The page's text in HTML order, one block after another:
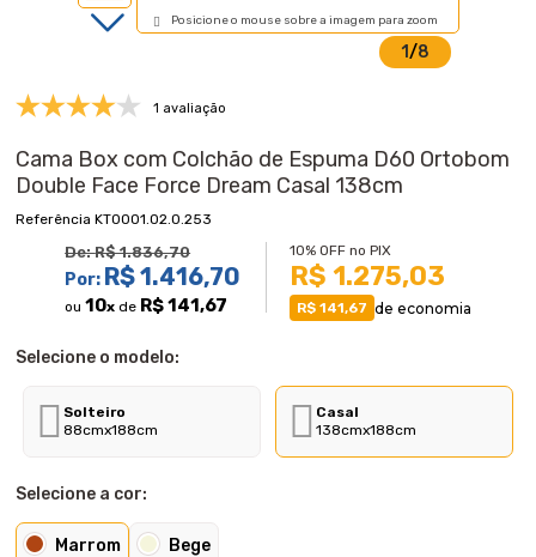
1/8
Posicione o mouse sobre a imagem para zoom
1 avaliação
Cama Box com Colchão de Espuma D60 Ortobom
Double Face Force Dream Casal 138cm
KT0001.02.0.253
De:R$ 1.836,70
Por: R$ 1.416,70
ou10x de R$ 141,67
10% OFF no PIX
R$ 1.275,03
R$ 141,67 de economia
Selecione o modelo:
Solteiro
88cmx188cm
Casal
138cmx188cm
Selecione a cor:
Marrom Bege